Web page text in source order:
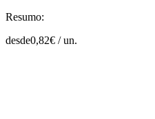
Resumo:
desde0,82€ /un.